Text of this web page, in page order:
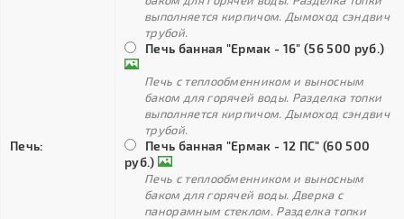
Печь:
выполняется кирпичом. Дымоход сэндвич
трубой.
Печь банная "Ермак - 16" (56 500 руб.)
Печь с теплообменником и выносным
баком для горячей воды. Разделка топки
выполняется кирпичом. Дымоход сэндвич
трубой.
Печь банная "Ермак - 12 ПС" (60 500
руб.)
Печь с теплообменником и выносным
баком для горячей воды. Дверка с
панорамным стеклом. Разделка топки